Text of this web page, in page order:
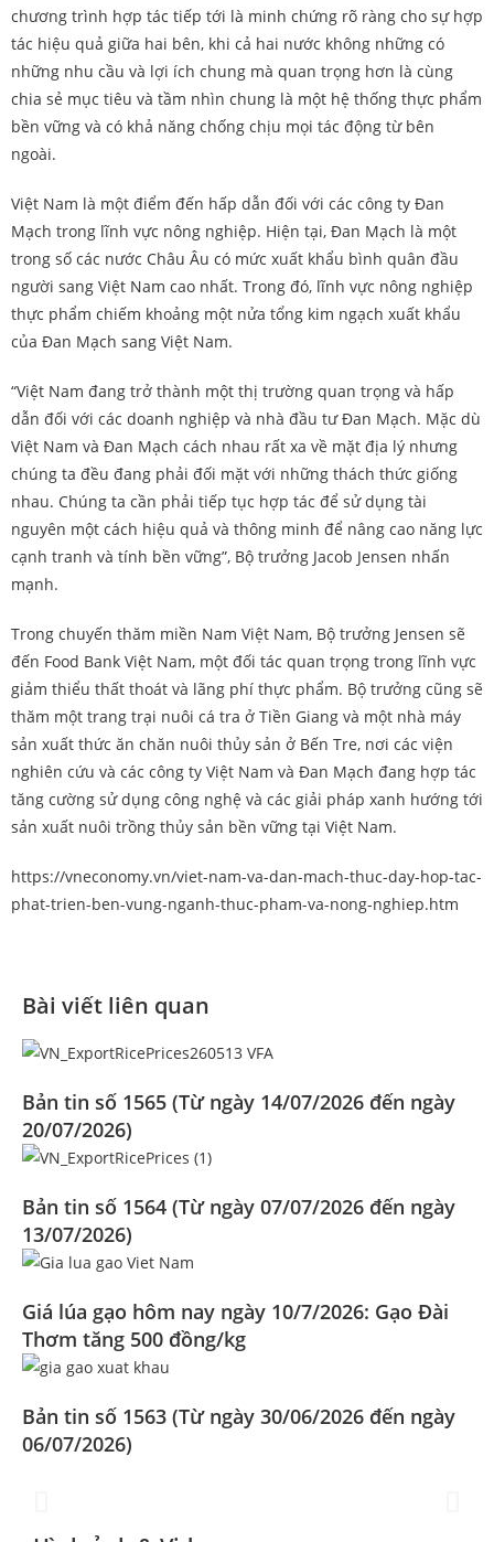
chương trình hợp tác tiếp tới là minh chứng rõ ràng cho sự hợp
tác hiệu quả giữa hai bên, khi cả hai nước không những có
những nhu cầu và lợi ích chung mà quan trọng hơn là cùng
chia sẻ mục tiêu và tầm nhìn chung là một hệ thống thực phẩm
bền vững và có khả năng chống chịu mọi tác động từ bên
ngoài.
Việt Nam là một điểm đến hấp dẫn đối với các công ty Đan
Mạch trong lĩnh vực nông nghiệp. Hiện tại, Đan Mạch là một
trong số các nước Châu Âu có mức xuất khẩu bình quân đầu
người sang Việt Nam cao nhất. Trong đó, lĩnh vực nông nghiệp
thực phẩm chiếm khoảng một nửa tổng kim ngạch xuất khẩu
của Đan Mạch sang Việt Nam.
“Việt Nam đang trở thành một thị trường quan trọng và hấp
dẫn đối với các doanh nghiệp và nhà đầu tư Đan Mạch. Mặc dù
Việt Nam và Đan Mạch cách nhau rất xa về mặt địa lý nhưng
chúng ta đều đang phải đối mặt với những thách thức giống
nhau. Chúng ta cần phải tiếp tục hợp tác để sử dụng tài
nguyên một cách hiệu quả và thông minh để nâng cao năng lực
cạnh tranh và tính bền vững”, Bộ trưởng Jacob Jensen nhấn
mạnh.
Trong chuyến thăm miền Nam Việt Nam, Bộ trưởng Jensen sẽ
đến Food Bank Việt Nam, một đối tác quan trọng trong lĩnh vực
giảm thiểu thất thoát và lãng phí thực phẩm. Bộ trưởng cũng sẽ
thăm một trang trại nuôi cá tra ở Tiền Giang và một nhà máy
sản xuất thức ăn chăn nuôi thủy sản ở Bến Tre, nơi các viện
nghiên cứu và các công ty Việt Nam và Đan Mạch đang hợp tác
tăng cường sử dụng công nghệ và các giải pháp xanh hướng tới
sản xuất nuôi trồng thủy sản bền vững tại Việt Nam.
https://vneconomy.vn/viet-nam-va-dan-mach-thuc-day-hop-tac-
phat-trien-ben-vung-nganh-thuc-pham-va-nong-nghiep.htm
Bài viết liên quan
Bản tin số 1565 (Từ ngày 14/07/2026 đến ngày
20/07/2026)
Bản tin số 1564 (Từ ngày 07/07/2026 đến ngày
13/07/2026)
Giá lúa gạo hôm nay ngày 10/7/2026: Gạo Đài
Thơm tăng 500 đồng/kg
Bản tin số 1563 (Từ ngày 30/06/2026 đến ngày
06/07/2026)
Đoàn Xúc tiến Thương mại tại
Hong Kong SAR, Trung Quốc